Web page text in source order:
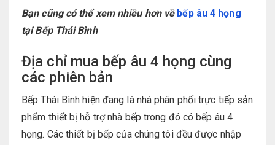
Bạn cũng có thể xem nhiều hơn về bếp âu 4 họng
tại Bếp Thái Bình
Địa chỉ mua bếp âu 4 họng cùng
các phiên bản
Bếp Thái Bình hiện đang là nhà phân phối trực tiếp sản
phẩm thiết bị hỗ trợ nhà bếp trong đó có bếp âu 4
họng. Các thiết bị bếp của chúng tôi đều được nhập